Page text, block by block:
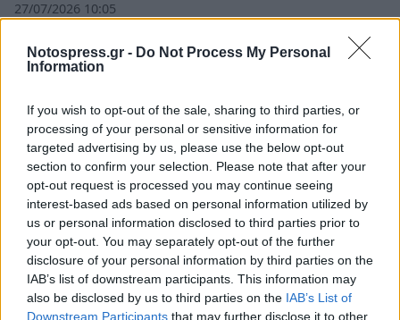
Notospress.gr - Do Not Process My Personal
Information
If you wish to opt-out of the sale, sharing to third parties, or
processing of your personal or sensitive information for
targeted advertising by us, please use the below opt-out
section to confirm your selection. Please note that after your
opt-out request is processed you may continue seeing
interest-based ads based on personal information utilized by
us or personal information disclosed to third parties prior to
your opt-out. You may separately opt-out of the further
disclosure of your personal information by third parties on the
IAB’s list of downstream participants. This information may
also be disclosed by us to third parties on the IAB’s List of
Downstream Participants that may further disclose it to other
27/07/2026 10:05
Πωλείται σπίτι στην Τόριζα
19/06/2026 21:02